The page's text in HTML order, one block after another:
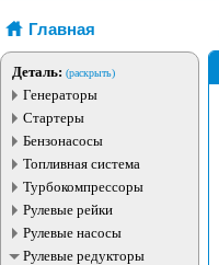
Главная
Деталь: (раскрыть)
Генераторы
Стартеры
Бензонасосы
Топливная система
Турбокомпрессоры
Рулевые рейки
Рулевые насосы
Рулевые редукторы